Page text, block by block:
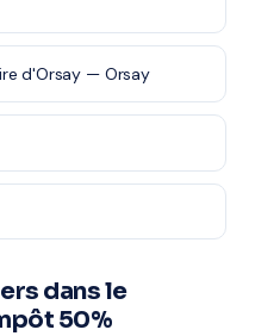
d'Orsay — Orsay
dans le
50%